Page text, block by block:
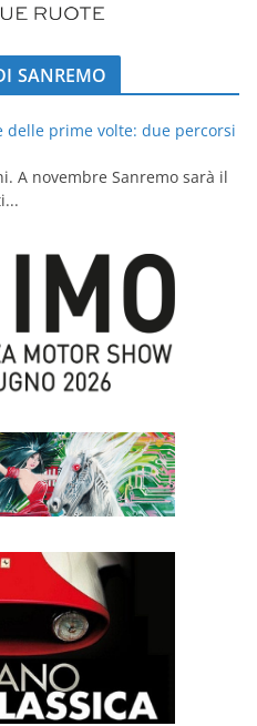
SANREMO
delle prime volte: due percorsi
A novembre Sanremo sarà il